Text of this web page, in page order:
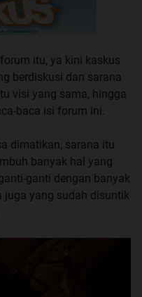
itu, ya kini kaskus
berdiskusi dan sarana
visi yang sama, hingga
baca isi forum ini.
dimatikan, sarana itu
banyak hal yang
ganti dengan banyak
juga yang sudah disuntik